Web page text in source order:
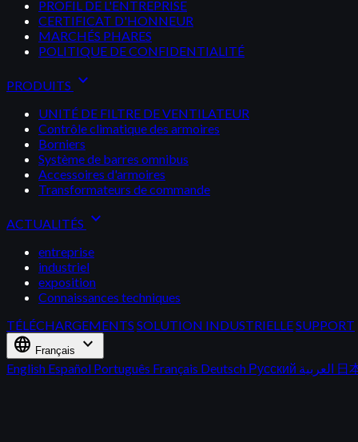
PROFIL DE L'ENTREPRISE
CERTIFICAT D'HONNEUR
MARCHÉS PHARES
POLITIQUE DE CONFIDENTIALITÉ
PRODUITS expand_more
UNITÉ DE FILTRE DE VENTILATEUR
Contrôle climatique des armoires
Borniers
Système de barres omnibus
Accessoires d'armoires
Transformateurs de commande
ACTUALITÉS expand_more
entreprise
industriel
exposition
Connaissances techniques
TÉLÉCHARGEMENTS SOLUTION INDUSTRIELLESUPPORT
language Français expand_more
English Español Português Français Deutsch Русский 日